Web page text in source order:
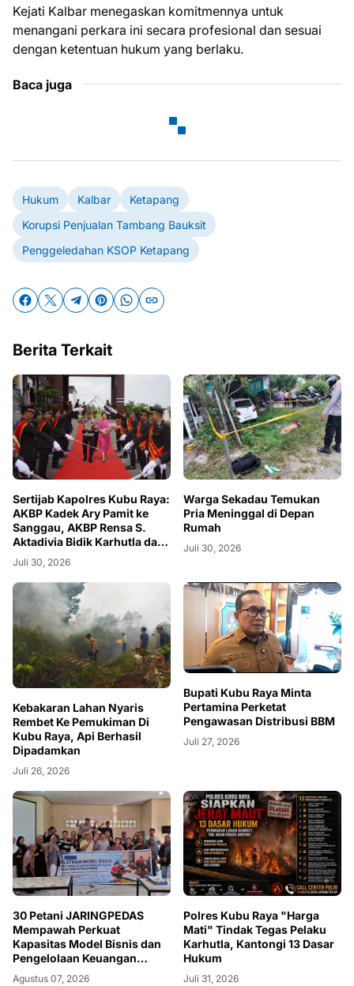
Kejati Kalbar menegaskan komitmennya untuk
menangani perkara ini secara profesional dan sesuai
dengan ketentuan hukum yang berlaku.
Baca juga
Hukum Kalbar
Ketapang
Korupsi Penjualan Tambang Bauksit
Penggeledahan KSOP Ketapang
Berita Terkait
Sertijab Kapolres Kubu Raya:
AKBP Kadek Ary Pamit ke
Sanggau, AKBP Rensa S.
Aktadivia Bidik Karhutla dan
Kemacetan
Juli 30, 2026
Warga Sekadau Temukan
Pria Meninggal di Depan
Rumah
Juli 30, 2026
Kebakaran Lahan Nyaris
Rembet Ke Pemukiman Di
Kubu Raya, Api Berhasil
Dipadamkan
Juli 26, 2026
Bupati Kubu Raya Minta
Pertamina Perketat
Pengawasan Distribusi BBM
Juli 27, 2026
30 Petani JARINGPEDAS
Mempawah Perkuat
Kapasitas Model Bisnis dan
Pengelolaan Keuangan
Usaha
Agustus 07, 2026
Polres Kubu Raya "Harga
Mati" Tindak Tegas Pelaku
Karhutla, Kantongi 13 Dasar
Hukum
Juli 31, 2026